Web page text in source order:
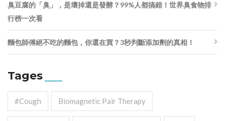
臭豆腐的「臭」，是壞掉還是發酵？99%人都搞錯！世界臭食物排
行榜一次看
麵包師傅絕不吃的麵包，你還在買？3秒判斷添加劑的真相！
Tages
#cough Biomagnetic Pair Therapy